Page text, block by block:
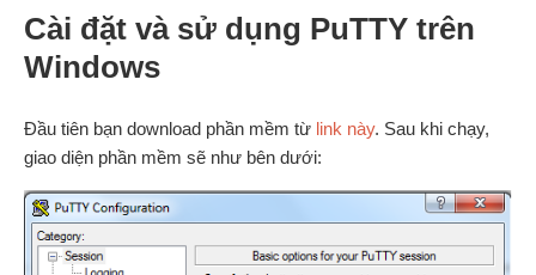
Cài đặt và sử dụng PuTTY trên
Windows
Đầu tiên bạn download phần mềm từ link này. Sau khi chạy,
giao diện phần mềm sẽ như bên dưới: